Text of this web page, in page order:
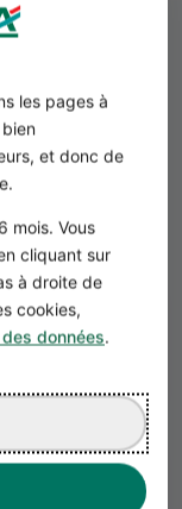
les pages à
et donc de
mois. Vous
cliquant sur
à droite de
cookies,
données.
Plan
pour